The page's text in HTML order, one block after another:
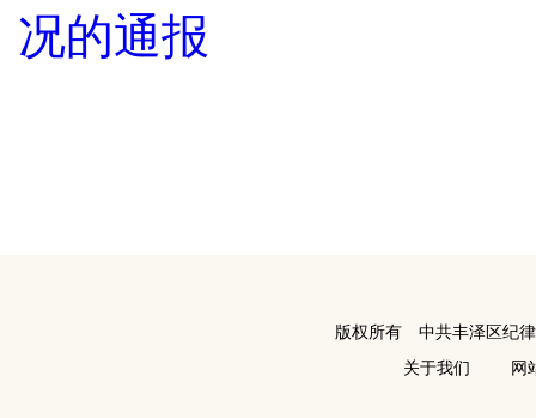
况的通报
版权所有 中共丰泽区纪
关于我们
网